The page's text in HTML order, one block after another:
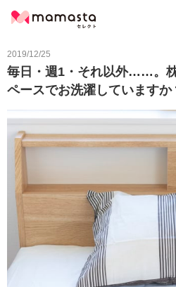
2019/12/25
毎日・週1・それ以外……。
ペースでお洗濯していますか